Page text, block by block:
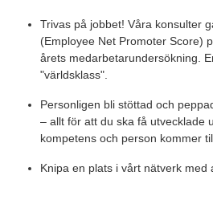
Trivas på jobbet! Våra konsulter
(Employee Net Promoter Score)
årets medarbetarundersökning.
"världsklass".
Personligen bli stöttad och
– allt för att du ska få utvecklade
kompetens och person kommer
Knipa en plats i vårt nätverk med